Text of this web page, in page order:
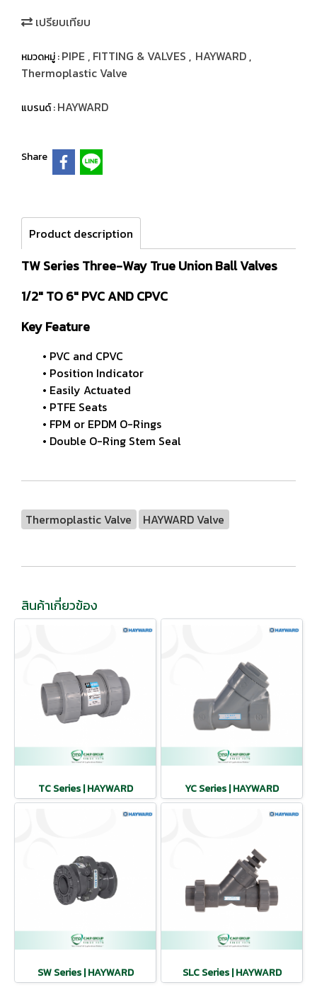
เปรียบเทียบ
หมวดหมู่ :PIPE , FITTING & VALVES , HAYWARD,
Thermoplastic Valve
แบรนด์ :HAYWARD
Share
Product description
TW Series Three-Way True Union Ball Valves
1/2" TO 6" PVC AND CPVC
Key Feature
• PVC and CPVC
• Position Indicator
• Easily Actuated
• PTFE Seats
• FPM or EPDM O-Rings
• Double O-Ring Stem Seal
Thermoplastic Valve HAYWARD Valve
สินค้าเกี่ยวข้อง
TC Series | HAYWARD YC Series | HAYWARD
SW Series | HAYWARD SLC Series | HAYWARD